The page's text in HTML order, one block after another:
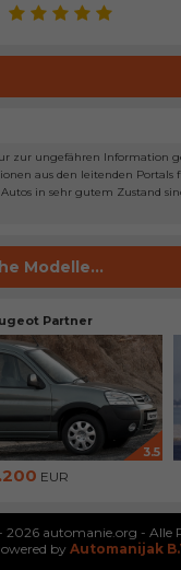
zur ungefähren Information
aus den leitenden Portals
in sehr gutem Zustand
Modelle...
Partner
3.5
EUR
automanie.org - Alle
byAutomanijak